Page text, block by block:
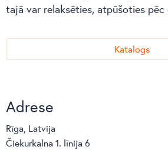
tajā var relaksēties, atpūšoties pēc
Katalogs
Adrese
Rīga, Latvija
Čiekurkalna 1. līnija 6